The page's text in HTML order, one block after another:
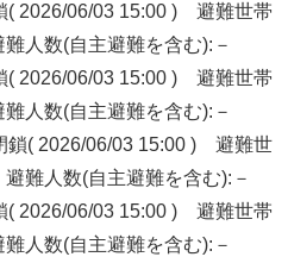
( 2026/06/03 15:00 ) 避難世帯
人数(自主避難を含む):－
( 2026/06/03 15:00 ) 避難世帯
人数(自主避難を含む):－
鎖( 2026/06/03 15:00 ) 避難世
難人数(自主避難を含む):－
( 2026/06/03 15:00 ) 避難世帯
人数(自主避難を含む):－